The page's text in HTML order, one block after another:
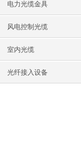
电力光缆金具
风电控制光缆
室内光缆
光纤接入设备